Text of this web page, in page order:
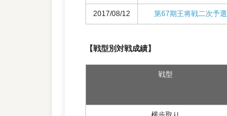
2017/08/12 第67期王将戦二次予選
【戦型別対戦成績】
戦型